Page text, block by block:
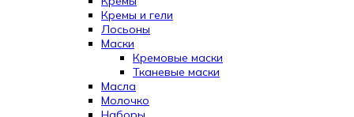
Кремы и гели
Лосьоны
Маски
Кремовые маски
Тканевые маски
Масла
Молочко